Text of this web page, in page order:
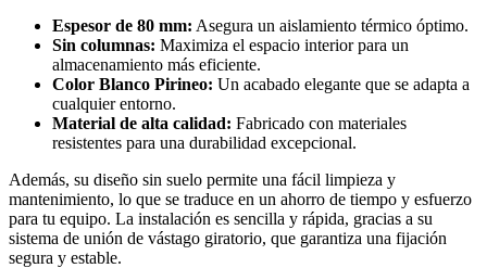
Espesor de 80 mm: Asegura un aislamiento térmico óptimo.
Sin columnas: Maximiza el espacio interior para un
almacenamiento más eficiente.
Color Blanco Pirineo: Un acabado elegante que se adapta a
cualquier entorno.
Material de alta calidad: Fabricado con materiales
resistentes para una durabilidad excepcional.
Además, su diseño sin suelo permite una fácil limpieza y
mantenimiento, lo que se traduce en un ahorro de tiempo y esfuerzo
para tu equipo. La instalación es sencilla y rápida, gracias a su
sistema de unión de vástago giratorio, que garantiza una fijación
segura y estable.